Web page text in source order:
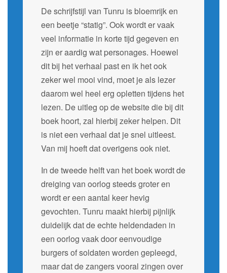
De schrijfstijl van Tunru is bloemrijk en
een beetje “statig”. Ook wordt er vaak
veel informatie in korte tijd gegeven en
zijn er aardig wat personages. Hoewel
dit bij het verhaal past en ik het ook
zeker wel mooi vind, moet je als lezer
daarom wel heel erg opletten tijdens het
lezen. De uitleg op de website die bij dit
boek hoort, zal hierbij zeker helpen. Dit
is niet een verhaal dat je snel uitleest.
Van mij hoeft dat overigens ook niet.
In de tweede helft van het boek wordt de
dreiging van oorlog steeds groter en
wordt er een aantal keer hevig
gevochten. Tunru maakt hierbij pijnlijk
duidelijk dat de echte heldendaden in
een oorlog vaak door eenvoudige
burgers of soldaten worden gepleegd,
maar dat de zangers vooral zingen over